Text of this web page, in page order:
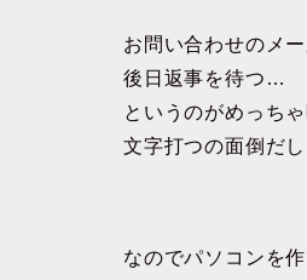
お問い合わせのメ
後日返事を待つ…
というのがめっち
文字打つの面倒だし
なのでパソコンを